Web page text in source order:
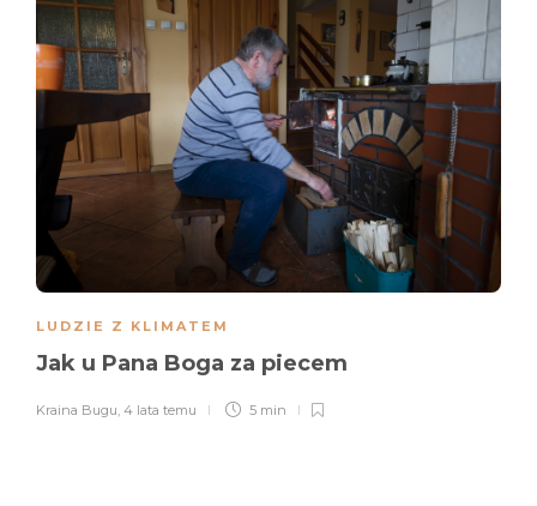
LUDZIE Z KLIMATEM
Jak u Pana Boga za piecem
Kraina Bugu, 4 lata temu 5 min